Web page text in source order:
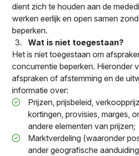
dient zich te houden aan de
werken eerlijk en open samen
beperken.
Wat is niet toegestaan?
Het is niet toegestaan om
concurrentie beperken. Hieronder
afspraken of afstemming en de
informatie over:
Prijzen, prijsbeleid,
kortingen, provisies, marges,
andere elementen van prijzen;
Marktverdeling (waaronder
ander geografische